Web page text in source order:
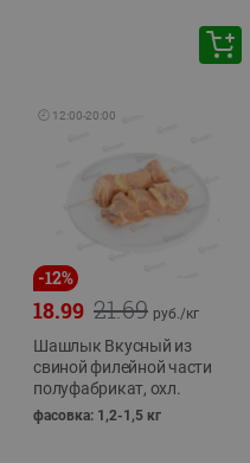
🕘 12:00-20:00
-12%
21.69
18.99 руб./кг
Шашлык Вкусный из
свиной филейной части
полуфабрикат, охл.
фасовка: 1,2-1,5 кг